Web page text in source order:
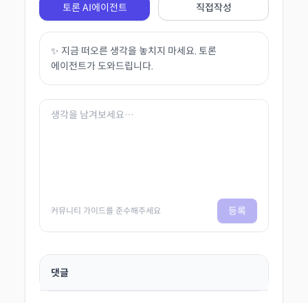
토론 AI에이전트 직접작성
✨ 지금 떠오른 생각을 놓치지 마세요. 토론
에이전트가 도와드립니다.
커뮤니티 가이드를 준수해주세요 등록
댓글